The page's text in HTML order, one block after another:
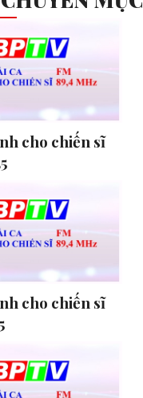
cho chiến sĩ
cho chiến sĩ